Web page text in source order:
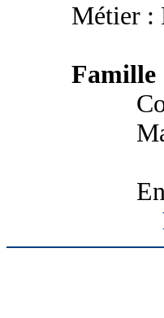
Métier :
Famille